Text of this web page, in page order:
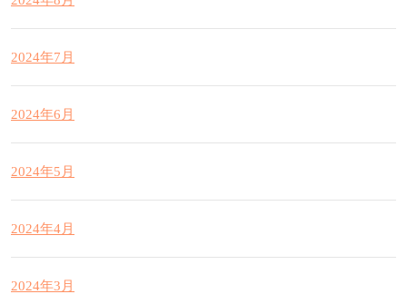
2024年7月
2024年6月
2024年5月
2024年4月
2024年3月